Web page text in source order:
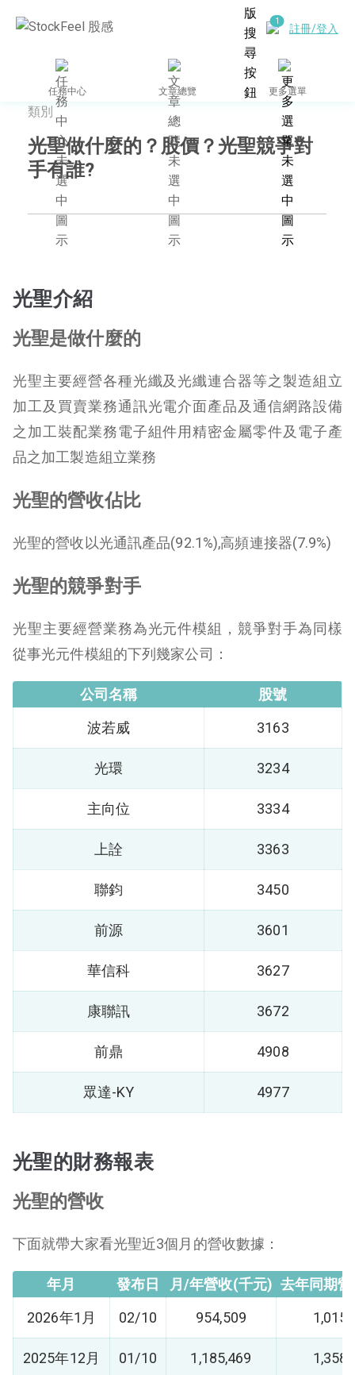
註冊/登入
任務中心 文章總覽 更多選單
類別
光聖做什麼的？股價？光聖競爭對
手有誰?
光聖介紹
光聖是做什麼的
光聖主要經營各種光纖及光纖連合器等之製造組立
加工及買賣業務通訊光電介面產品及通信網路設備
之加工裝配業務電子組件用精密金屬零件及電子產
品之加工製造組立業務
光聖的營收佔比
光聖的營收以光通訊產品(92.1%),高頻連接器(7.9%)
光聖的競爭對手
光聖主要經營業務為光元件模組，競爭對手為同樣
從事光元件模組的下列幾家公司：
公司名稱
股號
波若威
3163
光環 3234
主向位 3334
上詮 3363
聯鈞 3450
前源 3601
華信科 3627
康聯訊 3672
前鼎 4908
眾達-KY 4977
光聖的財務報表
光聖的營收
下面就帶大家看光聖近3個月的營收數據：
年月 發布日 月/年營收(千元) 去年同期
2026年1月
02/10 954,509
2025年12月 01/10 1,185,469